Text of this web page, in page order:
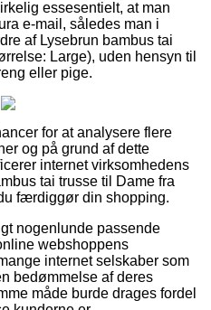
essesentielt, at man
e-mail, således man i
af Lysebrun bambus tai
Large), uden hensyn til
eller pige.
for at analysere flere
og på grund af dette
internet virksomhedens
tai trusse til Dame fra
færdiggør din shopping.
nogenlunde passende
webshoppens
internet selskaber som
bedømmelse af deres
måde burde drages fordel